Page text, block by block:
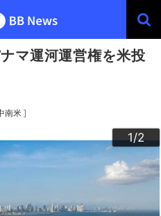
マ運河運営権を米投
南米 ]
1/2
2/2